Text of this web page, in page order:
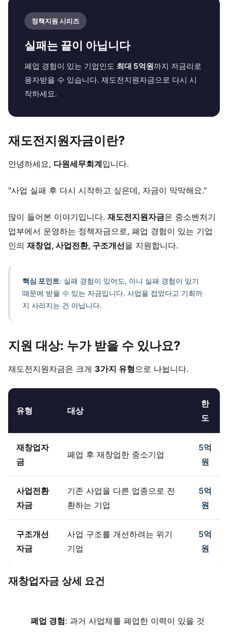
정책지원 시리즈
실패는 끝이 아닙니다
폐업 경험이 있는 기업인도 최대 5억원까지 저금리로
융자받을 수 있습니다. 재도전지원자금으로 다시 시
작하세요.
재도전지원자금이란?
안녕하세요, 다원세무회계입니다.
"사업 실패 후 다시 시작하고 싶은데, 자금이 막막해요."
많이 들어본 이야기입니다. 재도전지원자금은 중소벤처기
업부에서 운영하는 정책자금으로, 폐업 경험이 있는 기업
인의 재창업, 사업전환, 구조개선을 지원합니다.
핵심 포인트: 실패 경험이 있어도, 아니 실패 경험이 있기
때문에 받을 수 있는 자금입니다. 사업을 접었다고 기회까
지 사라지는 건 아닙니다.
지원 대상: 누가 받을 수 있나요?
재도전지원자금은 크게 3가지 유형으로 나뉩니다.
유형 대상
한
도
재창업자
금
폐업 후 재창업한 중소기업
5억
원
사업전환
자금
기존 사업을 다른 업종으로 전
환하는 기업
5억
원
구조개선
자금
사업 구조를 개선하려는 위기
기업
5억
원
재창업자금 상세 요건
폐업 경험: 과거 사업체를 폐업한 이력이 있을 것